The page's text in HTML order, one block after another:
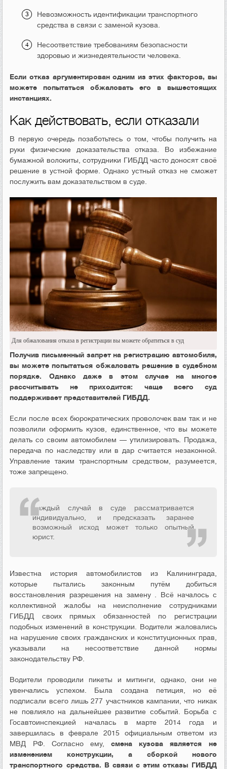
Невозможность идентификации транспортного
средства в связи с заменой кузова.
Несоответствие требованиям безопасности
здоровью и жизнедеятельности человека.
Если отказ аргументирован одним из этих факторов, вы
можете попытаться обжаловать его в вышестоящих
инстанциях.
Как действовать, если отказали
В первую очередь позаботьтесь о том, чтобы получить на
руки физические доказательства отказа. Во избежание
бумажной волокиты, сотрудники ГИБДД часто доносят своё
решение в устной форме. Однако устный отказ не сможет
послужить вам доказательством в суде.
Для обжалования отказа в регистрации вы можете обратиться в суд
Получив письменный запрет на регистрацию автомобиля,
вы можете попытаться обжаловать решение в судебном
порядке. Однако даже в этом случае на многое
рассчитывать не приходится: чаще всего суд
поддерживает представителей ГИБДД.
Если после всех бюрократических проволочек вам так и не
позволили оформить кузов, единственное, что вы можете
делать со своим автомобилем — утилизировать. Продажа,
передача по наследству или в дар считается незаконной.
Управление таким транспортным средством, разумеется,
тоже запрещено.
Каждый случай в суде рассматривается
индивидуально, и предсказать заранее
возможный исход может только опытный
юрист.
Известна история автомобилистов из Калининграда,
которые пытались законным путём добиться
восстановления разрешения на замену . Всё началось с
коллективной жалобы на неисполнение сотрудниками
ГИБДД своих прямых обязанностей по регистрации
подобных изменений в конструкции. Водители жаловались
на нарушение своих гражданских и конституционных прав,
указывали на несоответствие данной нормы
законодательству РФ.
Водители проводили пикеты и митинги, однако, они не
увенчались успехом. Была создана петиция, но её
подписали всего лишь 277 участников кампании, что никак
не повлияло на дальнейшее развитие событий. Борьба с
Госавтоинспекцией началась в марте 2014 года и
завершилась в феврале 2015 официальным ответом из
МВД РФ. Согласно ему,смена кузова является не
изменением конструкции, а сборкой нового
транспортного средства. В связи с этим отказы ГИБДД